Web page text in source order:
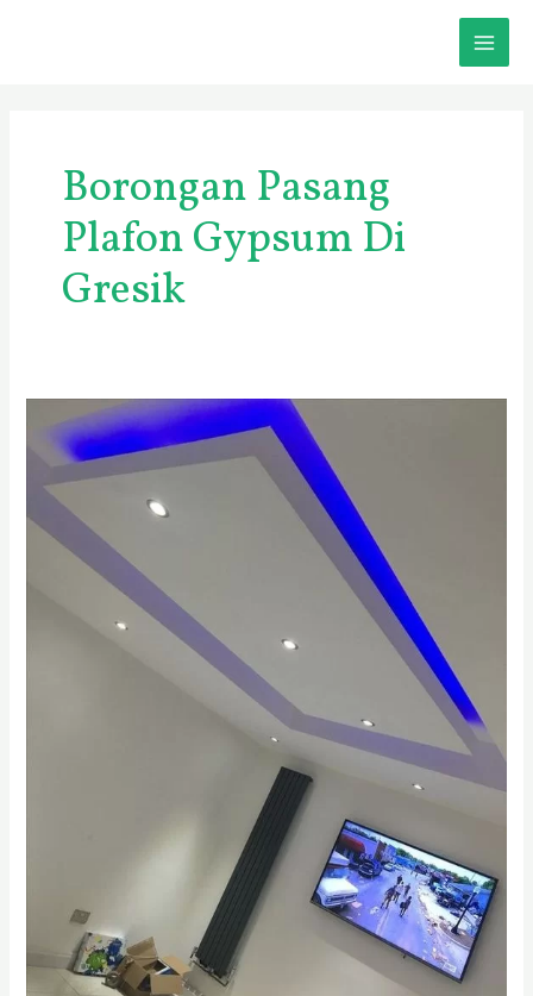
Borongan Pasang
Plafon Gypsum Di
Gresik
Plafon
Gypsum
Terpasang
Gresik